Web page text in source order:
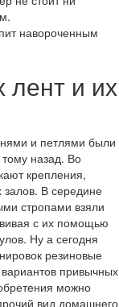
навороченным
лент и их
и петлями были
назад. Во
крепления,
залов. В середине
стропами взяли
с их помощью
Ну а сегодня
резиновые
привычных
можно
вид домашнего